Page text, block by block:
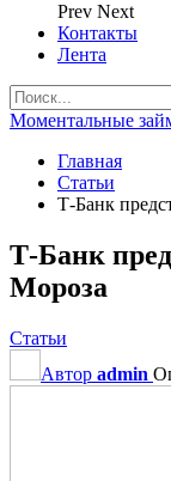
Prev Next
Контакты
Лента
Моментальные
Главная
Статьи
Т-Банк
Т-Банк
Мороза
Статьи
Автор admin